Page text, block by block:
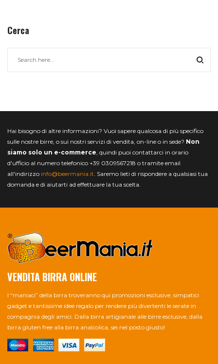
Cerca
Hai bisogno di altre informazioni? Vuoi sapere qualcosa di più specifico
sulle nostre birre, o sui nostri servizi di vendita, on-line o in sede? Non
siamo solo un e-commerce, quindi puoi contattarci in orario
d'ufficio al numero telefonico +39 0309567218 o tramite email
all'indirizzo info@beermania.it. Saremo lieti di rispondere a qualsiasi tua
domanda e di aiutarti ad effettuare la tua scelta.
VENDITA BIRRA ONLINE
I “maniaci” della birra troveranno qui promozioni esclusive, simpatici
gadget e tantissime idee regalo per rendere più divertenti le serate in
compagnia degli amici. Dalla birra artigianale alle birre esclusive, dalla
birra gluten free alla birra analcolica, sei nel posto giusto!